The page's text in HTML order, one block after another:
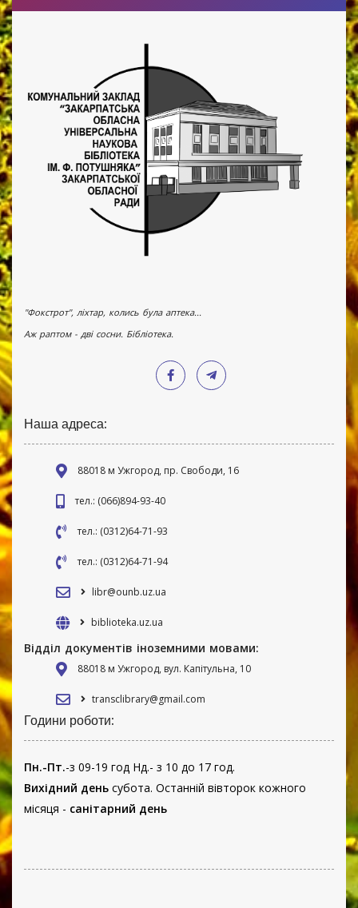
"Фокстрот", ліхтар, колись була аптека...
Аж раптом - дві сосни. Бібліотека.
Наша адреса:
88018 м Ужгород, пр. Свободи, 16
тел.: (066)894-93-40
тел.: (0312)64-71-93
тел.: (0312)64-71-94
libr@ounb.uz.ua
biblioteka.uz.ua
Відділ документів іноземними мовами:
88018 м Ужгород, вул. Капітульна, 10
transclibrary@gmail.com
Години роботи:
Пн.-Пт.-з 09-19 год Нд.- з 10 до 17 год.
Вихідний день субота. Останній вівторок кожного
місяця - санітарний день